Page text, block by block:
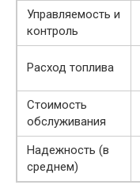
Управляемость и
контроль
Расход топлива
Стоимость
обслуживания
Надежность (в
среднем)